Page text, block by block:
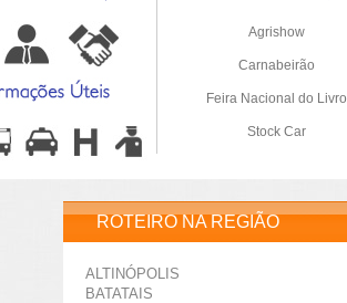
Agrishow
Carnabeirão
Feira Nacional do Livro
Stock Car
ROTEIRO NA REGIÃO
ALTINÓPOLIS
BATATAIS